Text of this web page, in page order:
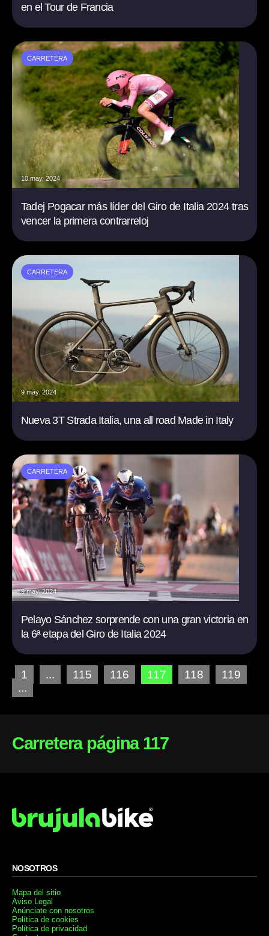
en el Tour de Francia
CARRETERA
10 may. 2024
Tadej Pogacar más líder del Giro de Italia 2024 tras
vencer la primera contrarreloj
CARRETERA
9 may. 2024
Nueva 3T Strada Italia, una all road Made in Italy
CARRETERA
9 may. 2024
Pelayo Sánchez sorprende con una gran victoria en
la 6ª etapa del Giro de Italia 2024
1 ... 115 116 117 118
119
...
Carretera página 117
NOSOTROS
Mapa del sitio
Aviso Legal
Anúnciate con nosotros
Política de cookies
Política de privacidad